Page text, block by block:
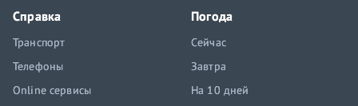
Справка
Транспорт
Телефоны
Online сервисы
Погода
Сейчас
Завтра
На 10 дней